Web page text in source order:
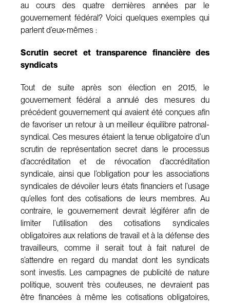
au cours des quatre dernières années par le
gouvernement fédéral? Voici quelques exemples qui
parlent d’eux-mêmes :
Scrutin secret et transparence financière des
syndicats
Tout de suite après son élection en 2015, le
gouvernement fédéral a annulé des mesures du
précédent gouvernement qui avaient été conçues afin
de favoriser un retour à un meilleur équilibre patronal-
syndical. Ces mesures étaient la tenue obligatoire d’un
scrutin de représentation secret dans le processus
d’accréditation et de révocation d’accréditation
syndicale, ainsi que l’obligation pour les associations
syndicales de dévoiler leurs états financiers et l’usage
qu’elles font des cotisations de leurs membres. Au
contraire, le gouvernement devrait légiférer afin de
limiter l’utilisation des cotisations syndicales
obligatoires aux relations de travail et à la défense des
travailleurs, comme il serait tout à fait naturel de
s’attendre en regard du mandat dont les syndicats
sont investis. Les campagnes de publicité de nature
politique, souvent très couteuses, ne devraient pas
être financées à même les cotisations obligatoires,